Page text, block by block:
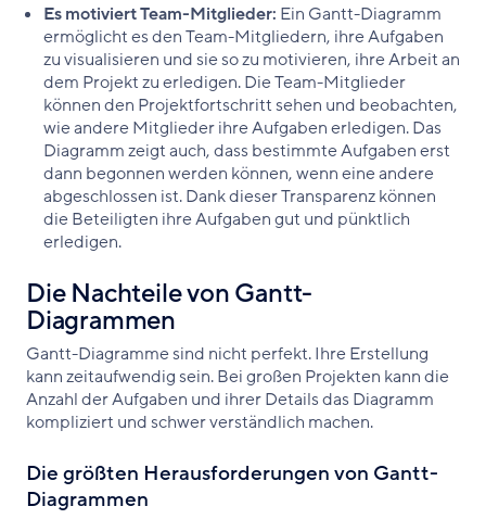
Es motiviert Team-Mitglieder: Ein Gantt-Diagramm
ermöglicht es den Team-Mitgliedern, ihre Aufgaben
zu visualisieren und sie so zu motivieren, ihre Arbeit an
dem Projekt zu erledigen. Die Team-Mitglieder
können den Projektfortschritt sehen und beobachten,
wie andere Mitglieder ihre Aufgaben erledigen. Das
Diagramm zeigt auch, dass bestimmte Aufgaben erst
dann begonnen werden können, wenn eine andere
abgeschlossen ist. Dank dieser Transparenz können
die Beteiligten ihre Aufgaben gut und pünktlich
erledigen.
Die Nachteile von Gantt-
Diagrammen
Gantt-Diagramme sind nicht perfekt. Ihre Erstellung
kann zeitaufwendig sein. Bei großen Projekten kann die
Anzahl der Aufgaben und ihrer Details das Diagramm
kompliziert und schwer verständlich machen.
Die größten Herausforderungen von Gantt-
Diagrammen